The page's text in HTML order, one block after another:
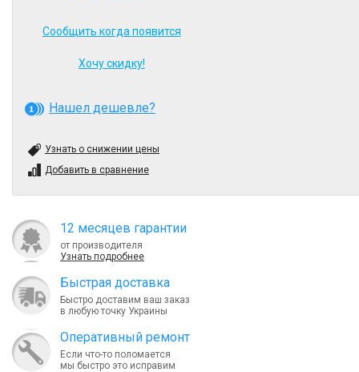
Сообщить когда появится
Хочу скидку!
Нашел дешевле?
Узнать о снижении цены
Добавить в сравнение
12 месяцев гарантии
от производителя
Узнать подробнее
Быcтрая доставка
Быстро доставим ваш заказ
в любую точку Украины
Оперативный ремонт
Если что-то поломается
мы быстро это исправим